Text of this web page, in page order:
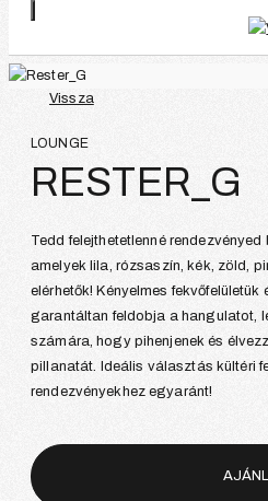
Vissza
LOUNGE
RESTER_G
Tedd felejthetetlenné
amelyek lila, rózsaszín, kék, zöld,
elérhetők! Kényelmes
garantáltan feldobja a hangulatot,
számára, hogy pihenjenek és
pillanatát. Ideális választás kültéri
rendezvényekhez egyaránt!